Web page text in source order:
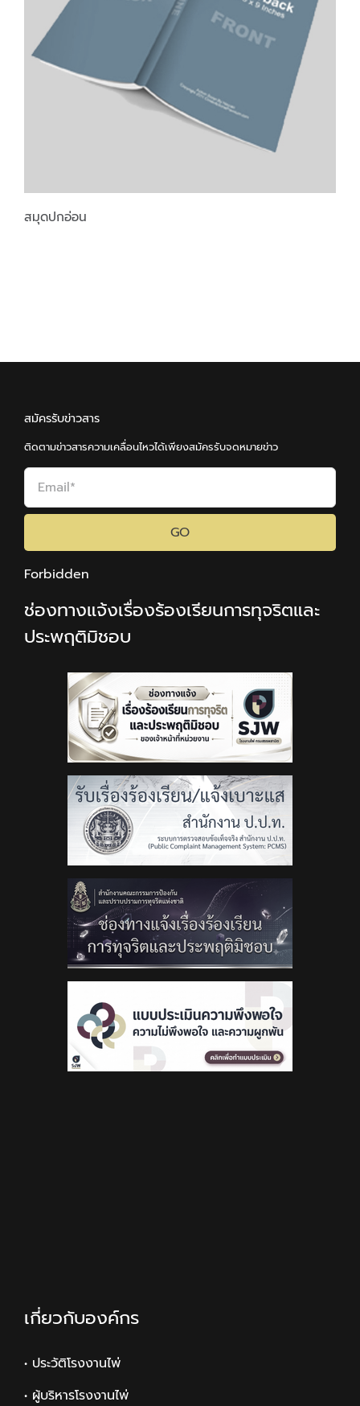
สมุดปกอ่อน
สมัครรับข่าวสาร
ติดตามข่าวสารความเคลื่อนไหวได้เพียงสมัครรับจดหมายข่าว
GO
Forbidden
ช่องทางแจ้งเรื่องร้องเรียนการทุจริตและ
ประพฤติมิชอบ
เกี่ยวกับองค์กร
• ประวัติโรงงานไพ่
• ผู้บริหารโรงงานไพ่